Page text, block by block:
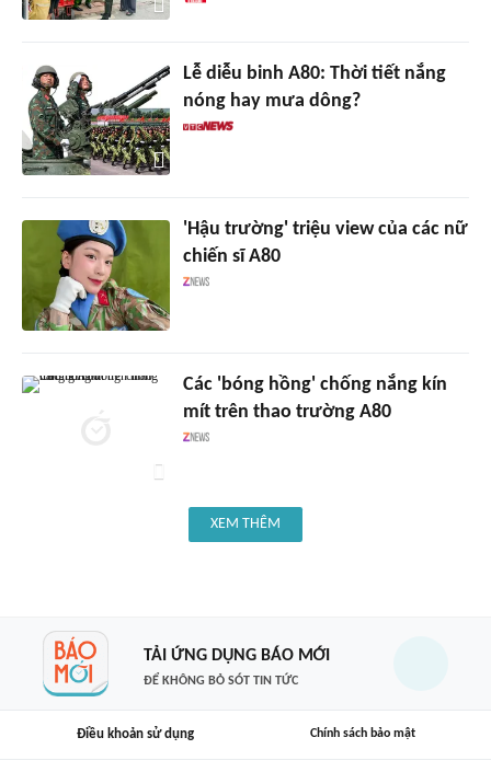
Lễ diễu binh A80: Thời tiết nắng
nóng hay mưa dông?
'Hậu trường' triệu view của các nữ
chiến sĩ A80
Các 'bóng hồng' chống nắng kín
mít trên thao trường A80
XEM THÊM
TẢI ỨNG DỤNG BÁO MỚI
ĐỂ KHÔNG BỎ SÓT TIN TỨC
Điều khoản sử dụng Chính sách bảo mật